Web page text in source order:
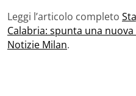
Leggi l’articolo completo
Calabria: spunta una
Notizie Milan.